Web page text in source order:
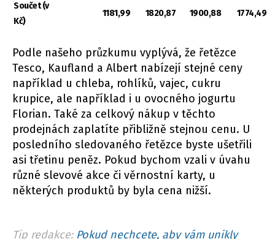
Součet (v
Kč)
1181,99 1820,87 1900,88 1774,49
Podle našeho průzkumu vyplývá, že řetězce
Tesco, Kaufland a Albert nabízejí stejné ceny
například u chleba, rohlíků, vajec, cukru
krupice, ale například i u ovocného jogurtu
Florian. Také za celkový nákup v těchto
prodejnách zaplatíte přibližně stejnou cenu. U
posledního sledovaného řetězce byste ušetřili
asi třetinu peněz. Pokud bychom vzali v úvahu
různé slevové akce či věrnostní karty, u
některých produktů by byla cena nižší.
Tip redakce: Pokud nechcete, aby vám unikly